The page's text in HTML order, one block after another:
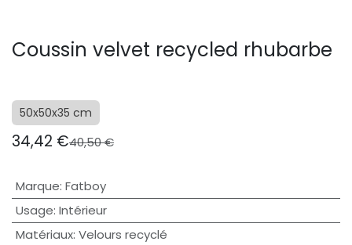
Coussin velvet recycled rhubarbe
50x50x35 cm
34,42 €40,50€
Marque: Fatboy
Usage: Intérieur
Matériaux: Velours recyclé